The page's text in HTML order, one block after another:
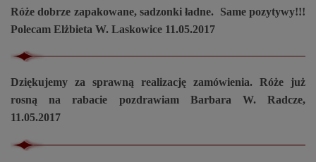
Róże dobrze zapakowane, sadzonki ładne. Same pozytywy!!!
Polecam Elżbieta W. Laskowice 11.05.2017
Dziękujemy za sprawną realizację zamówienia. Róże już
rosną na rabacie pozdrawiam Barbara W. Radcze,
11.05.2017